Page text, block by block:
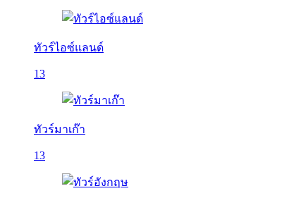
ทัวร์ไอซ์แลนด์
13
ทัวร์มาเก๊า
13